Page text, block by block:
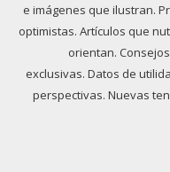
e imágenes que ilustran.
optimistas. Artículos que
orientan.
exclusivas. Datos de
perspectivas. Nuevas